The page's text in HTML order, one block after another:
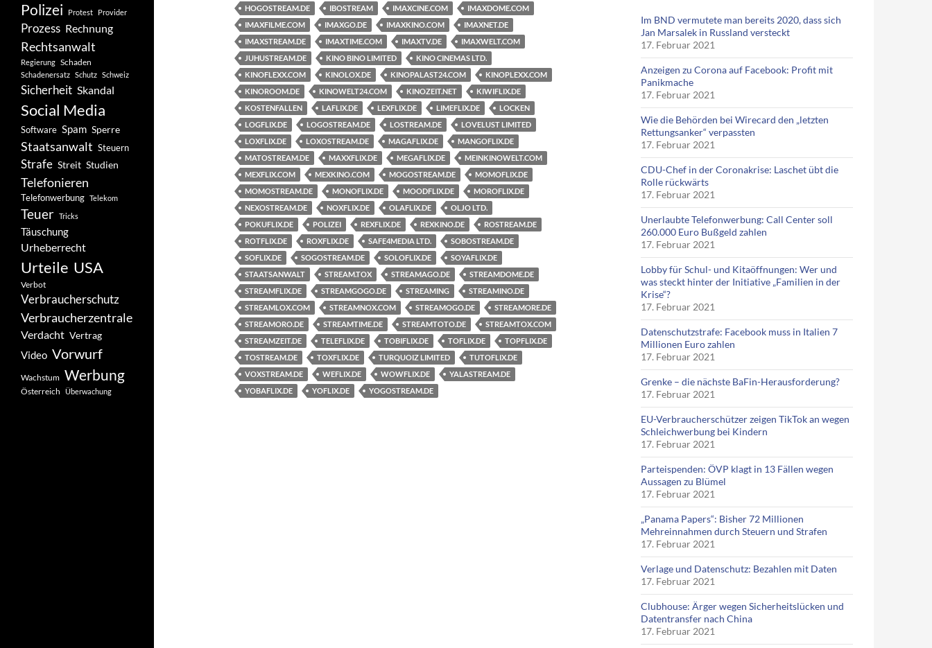
HOGOSTREAM.DE
IBOSTREAM IMAXCINE.COM
IMAXDOME.COM
IMAXFILME.COM
IMAXGO.DE IMAXKINO.COM
IMAXNET.DE
IMAXSTREAM.DE
IMAXTIME.COM IMAXTV.DE
IMAXWELT.COM
JUHUSTREAM.DE
KINO BINO LIMITED
KINO CINEMAS LTD.
KINOFLEXX.COM
KINOLOX.DE KINOPALAST24.COM
KINOPLEXX.COM
KINOROOM.DE
KINOWELT24.COM KINOZEIT.NET
KIWIFLIX.DE
KOSTENFALLEN
LAFLIX.DE LEXFLIX.DE LIMEFLIX.DE
LOCKEN
LOGFLIX.DE
LOGOSTREAM.DE LOSTREAM.DE
LOVELUST LIMITED
LOXFLIX.DE
LOXOSTREAM.DE MAGAFLIX.DE
MANGOFLIX.DE
MATOSTREAM.DE
MAXXFLIX.DE MEGAFLIX.DE
MEINKINOWELT.COM
MEXFLIX.COM
MEXKINO.COM MOGOSTREAM.DE
MOMOFLIX.DE
MOMOSTREAM.DE
MONOFLIX.DE MOODFLIX.DE
MOROFLIX.DE
NEXOSTREAM.DE
NOXFLIX.DE OLAFLIX.DE
OLJO LTD.
POKUFLIX.DE
POLIZEI REXFLIX.DE REXKINO.DE
ROSTREAM.DE
ROTFLIX.DE
ROXFLIX.DE SAFE4MEDIA LTD.
SOBOSTREAM.DE
SOFLIX.DE
SOGOSTREAM.DE SOLOFLIX.DE
SOYAFLIX.DE
STAATSANWALT
STREAM.TOX STREAMAGO.DE
STREAMDOME.DE
STREAMFLIX.DE
STREAMGOGO.DE STREAMING
STREAMINO.DE
STREAMLOX.COM
STREAMNOX.COM STREAMOGO.DE
STREAMORE.DE
STREAMORO.DE
STREAMTIME.DE STREAMTOTO.DE
STREAMTOX.COM
STREAMZEIT.DE
TELEFLIX.DE TOBIFLIX.DE TOFLIX.DE
TOPFLIX.DE
TOSTREAM.DE
TOXFLIX.DE TURQUOIZ LIMITED
TUTOFLIX.DE
VOXSTREAM.DE
WEFLIX.DE WOWFLIX.DE
YALASTREAM.DE
YOBAFLIX.DE
YOFLIX.DE YOGOSTREAM.DE
Im BND vermutete man bereits 2020, dass sich
Jan Marsalek in Russland versteckt
17. Februar 2021
Anzeigen zu Corona auf Facebook: Profit mit
Panikmache
17. Februar 2021
Wie die Behörden bei Wirecard den „letzten
Rettungsanker“ verpassten
17. Februar 2021
CDU-Chef in der Coronakrise: Laschet übt die
Rolle rückwärts
17. Februar 2021
Unerlaubte Telefonwerbung: Call Center soll
260.000 Euro Bußgeld zahlen
17. Februar 2021
Lobby für Schul- und Kitaöffnungen: Wer und
was steckt hinter der Initiative „Familien in der
Krise“?
17. Februar 2021
Datenschutzstrafe: Facebook muss in Italien 7
Millionen Euro zahlen
17. Februar 2021
Grenke – die nächste BaFin-Herausforderung?
17. Februar 2021
EU-Verbraucherschützer zeigen TikTok an wegen
Schleichwerbung bei Kindern
17. Februar 2021
Parteispenden: ÖVP klagt in 13 Fällen wegen
Aussagen zu Blümel
17. Februar 2021
„Panama Papers“: Bisher 72 Millionen
Mehreinnahmen durch Steuern und Strafen
17. Februar 2021
Verlage und Datenschutz: Bezahlen mit Daten
17. Februar 2021
Clubhouse: Ärger wegen Sicherheitslücken und
Datentransfer nach China
17. Februar 2021
Polizei Protest Provider
Prozess Rechnung
Rechtsanwalt
Regierung Schaden
Schadenersatz Schutz Schweiz
Sicherheit Skandal
Social Media
Software Spam Sperre
Staatsanwalt Steuern
Strafe Streit Studien
Telefonieren
Telefonwerbung Telekom
Teuer Tricks
Täuschung
Urheberrecht
Urteile USA
Verbot
Verbraucherschutz
Verbraucherzentrale
Verdacht Vertrag
Video Vorwurf
Wachstum Werbung
Österreich Überwachung